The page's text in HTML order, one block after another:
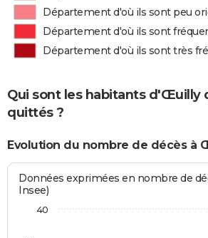
Département d'où ils sont peu
Département d'où ils sont
Département d'où ils sont très
Qui sont les habitants d'Œuilly
quittés ?
Evolution du nombre de décès à
Données exprimées en nombre de
Insee)
40